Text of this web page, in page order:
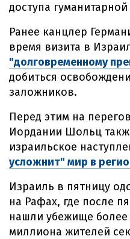
доступа
Ранее канцлер
время визита в
"долговременному
добиться
заложников.
Перед этим на
Иордании Шольц
израильское
усложнит" мир в
Израиль в пятницу
на Рафах, где после
нашли убежище
миллиона жителей